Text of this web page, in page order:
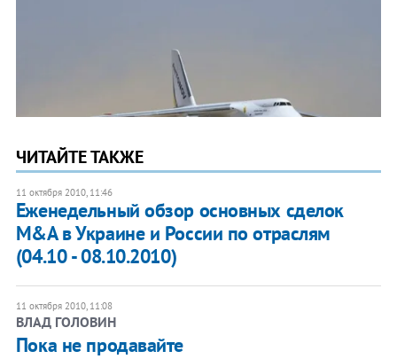
ЧИТАЙТЕ ТАКЖЕ
11 октября 2010, 11:46
Еженедельный обзор основных сделок
M&A в Украине и России по отраслям
(04.10 - 08.10.2010)
11 октября 2010, 11:08
ВЛАД ГОЛОВИН
Пока не продавайте